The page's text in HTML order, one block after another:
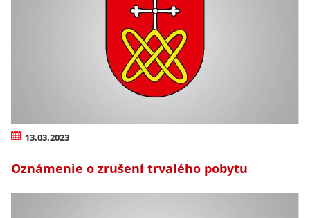
13.03.2023
Oznámenie o zrušení trvalého pobytu